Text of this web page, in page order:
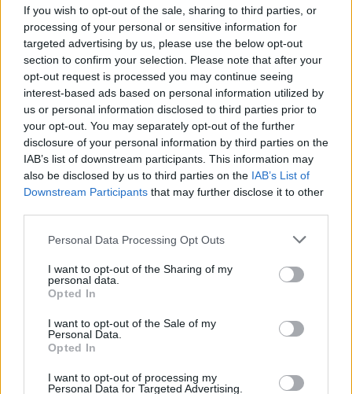
If you wish to opt-out of the sale, sharing to third parties, or
processing of your personal or sensitive information for
targeted advertising by us, please use the below opt-out
section to confirm your selection. Please note that after your
opt-out request is processed you may continue seeing
interest-based ads based on personal information utilized by
us or personal information disclosed to third parties prior to
your opt-out. You may separately opt-out of the further
disclosure of your personal information by third parties on the
IAB’s list of downstream participants. This information may
also be disclosed by us to third parties on the IAB’s List of
Downstream Participants that may further disclose it to other
Personal Data Processing Opt Outs
I want to opt-out of the Sharing of my
personal data.
Opted In
I want to opt-out of the Sale of my
Personal Data.
Opted In
I want to opt-out of processing my
Personal Data for Targeted Advertising.
Joroisten räjähdys tallentui
jumalanpalveluksen striimiin –
”Tuo ei kuulunut suunnitelmaan”
Uutiset